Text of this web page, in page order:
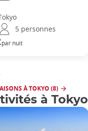
5 personnes
par nuit
À TOKYO (8)
à Tokyo